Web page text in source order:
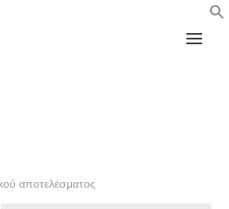
αποτελέσματος